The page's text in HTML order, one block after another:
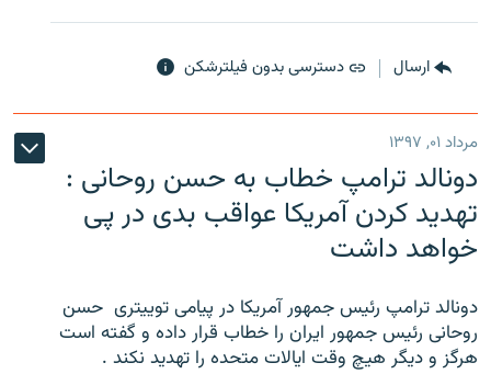
ارسال دسترسی بدون فیلترشکن
مرداد ۰۱, ۱۳۹۷
دونالد ترامپ خطاب به حسن روحانی :
تهدید کردن آمریکا عواقب بدی در پی
خواهد داشت
دونالد ترامپ رئیس جمهور آمریکا در پیامی توییتری ‌ حسن
روحانی رئیس جمهور ایران را خطاب قرار داده و گفته است
هرگز و دیگر هیچ وقت ایالات متحده را تهدید نکند .